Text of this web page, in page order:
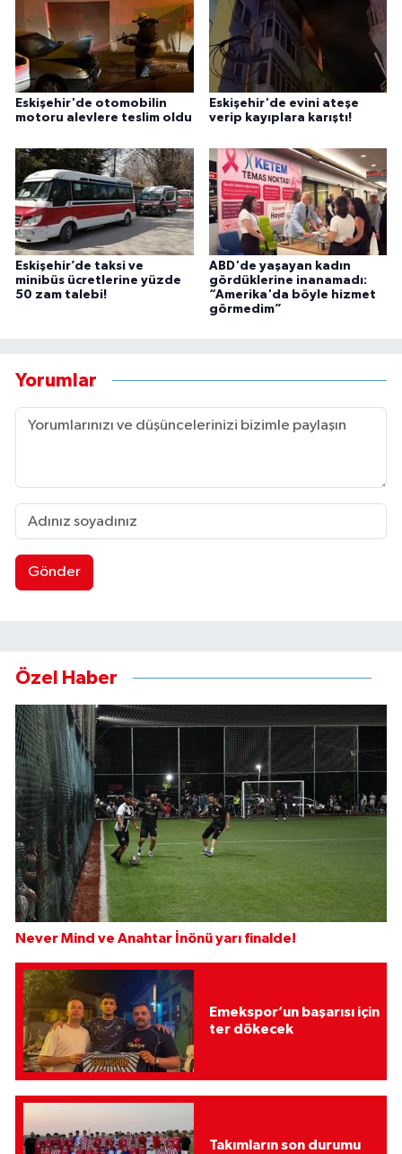
Eskişehir'de otomobilin
motoru alevlere teslim oldu
Eskişehir'de evini ateşe
verip kayıplara karıştı!
Eskişehir’de taksi ve
minibüs ücretlerine yüzde
50 zam talebi!
ABD'de yaşayan kadın
gördüklerine inanamadı:
“Amerika'da böyle hizmet
görmedim”
Yorumlar
Gönder
Özel Haber
Never Mind ve Anahtar İnönü yarı finalde!
Emekspor’un başarısı için
ter dökecek
Takımların son durumu